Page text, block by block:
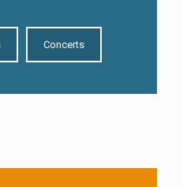
concert au Théâtre
le mardi 11 janvier
!les artistes
Concerts